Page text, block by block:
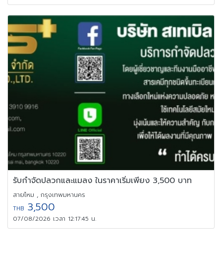
รับกำจัดปลวกและแมลง ในราคาเริ่มเพียง 3,500 บาท
สายไหม , กรุงเทพมหานคร
THB 3,500
07/08/2026 เวลา 12:17:45 น.